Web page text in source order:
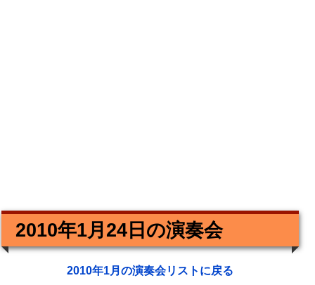
2010年1月24日の演奏会
2010年1月の演奏会リストに戻る